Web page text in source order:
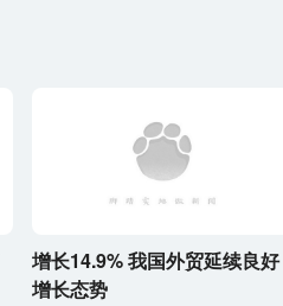
增长14.9% 我国外贸延续良好
增长态势